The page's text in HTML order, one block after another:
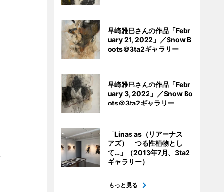
早崎雅巳さんの作品「Febr
uary 21, 2022」／Snow B
oots＠3ta2ギャラリー
早崎雅巳さんの作品「Febr
uary 3, 2022」／Snow Bo
ots＠3ta2ギャラリー
「Linas as（リアーナス
アズ） つる性植物とし
て…」（2013年7月、3ta2
ギャラリー）
もっと見る